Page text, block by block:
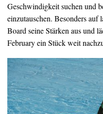
Geschwindigkeit suchen und
einzutauschen. Besonders auf
Board seine Stärken aus und
February ein Stück weit